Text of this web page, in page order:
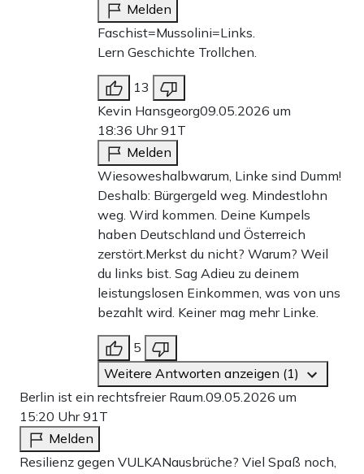
Melden
Faschist=Mussolini=Links.
Lern Geschichte Trollchen.
13
Kevin Hansgeorg09.05.2026 um
18:36 Uhr91T
Melden
Wiesoweshalbwarum, Linke sind Dumm!
Deshalb: Bürgergeld weg. Mindestlohn
weg. Wird kommen. Deine Kumpels
haben Deutschland und Österreich
zerstört.Merkst du nicht? Warum? Weil
du links bist. Sag Adieu zu deinem
leistungslosen Einkommen, was von uns
bezahlt wird. Keiner mag mehr Linke.
5
Weitere Antworten anzeigen (1)
Berlin ist ein rechtsfreier Raum.09.05.2026 um
15:20 Uhr91T
Melden
Resilienz gegen VULKANausbrüche? Viel Spaß noch,